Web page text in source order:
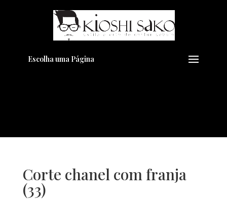
Escolha uma Página
Corte chanel com franja
(33)
Pensando em transformar seu
Visual??